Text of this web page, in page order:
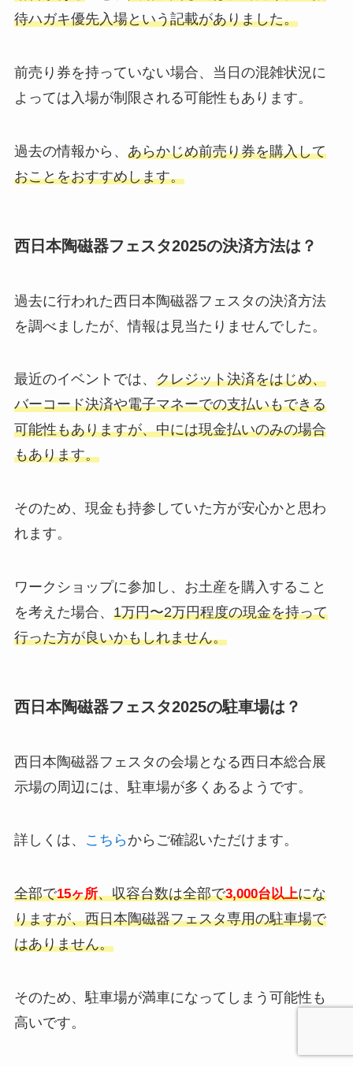
待ハガキ優先入場という記載がありました。
前売り券を持っていない場合、当日の混雑状況に
よっては入場が制限される可能性もあります。
過去の情報から、 あらかじめ前売り券を購入して
おことをおすすめします。
西日本陶磁器フェスタ2025の決済方法は？
過去に行われた西日本陶磁器フェスタの決済方法
を調べましたが、情報は見当たりませんでした。
最近のイベントでは、 クレジット決済をはじめ、
バーコード決済や電子マネーでの支払いもできる
可能性もありますが、中には現金払いのみの場合
もあります。
そのため、現金も持参していた方が安心かと思わ
れます。
ワークショップに参加し、お土産を購入すること
を考えた場合、 1万円〜2万円程度の現金を持って
行った方が良いかもしれません。
西日本陶磁器フェスタ2025の駐車場は？
西日本陶磁器フェスタの会場となる西日本総合展
示場の周辺には、駐車場が多くあるようです。
詳しくは、 こちら からご確認いただけます。
全部で15ヶ所、収容台数は全部で3,000台以上にな
りますが、西日本陶磁器フェスタ専用の駐車場で
はありません。
そのため、駐車場が満車になってしまう可能性も
高いです。